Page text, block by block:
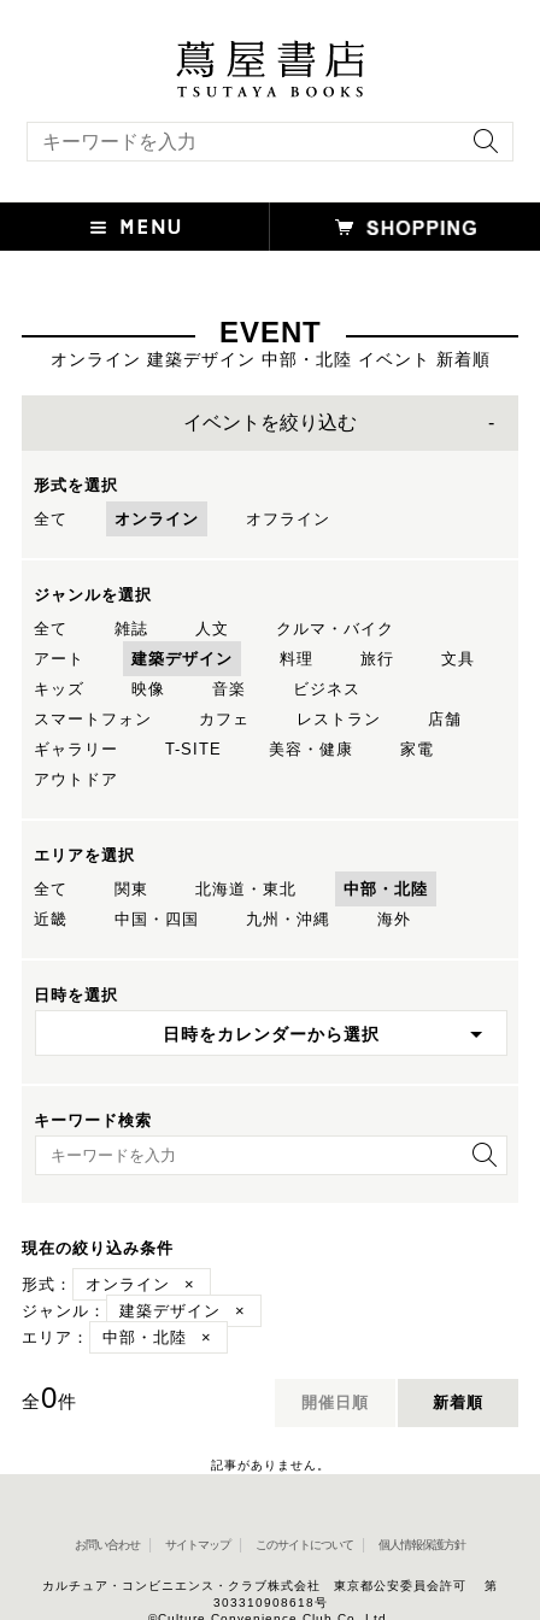
EVENT
オンライン 建築デザイン 中部・北陸 イベント 新着順
イベントを絞り込む
形式を選択
全て
オンライン オフライン
ジャンルを選択
全て
雑誌 人文
クルマ・バイク
アート
建築デザイン 料理 旅行
文具
キッズ
映像 音楽
ビジネス
スマートフォン
カフェ レストラン
店舗
ギャラリー
T-SITE 美容・健康
家電
アウトドア
エリアを選択
全て
関東 北海道・東北
中部・北陸
近畿
中国・四国 九州・沖縄 海外
日時を選択
日時をカレンダーから選択
キーワード検索
キーワード検索
現在の絞り込み条件
形式：
オンライン
×
ジャンル：
建築デザイン
×
エリア：
中部・北陸 ×
全0件 開催日順 新着順
記事がありません。
お問い合わせ サイトマップ このサイトについて 個人情報保護方針
カルチュア・コンビニエンス・クラブ株式会社 東京都公安委員会許可 第
303310908618号